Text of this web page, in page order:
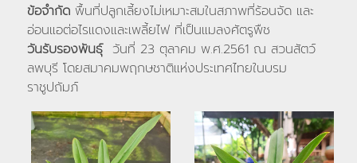
ข้อจำกัดพื้นที่ปลูกเลี้ยงไม่เหมาะสมในสภาพที่ร้อนจัด และ
อ่อนแอต่อไรแดงและเพลี้ยไฟ ที่เป็นแมลงศัตรูพืช
วันรับรองพันธุ์วันที่ 23 ตุลาคม พ.ศ.2561 ณ สวนสัตว์
ลพบุรี โดยสมาคมพฤกษชาติแห่งประเทศไทยในบรม
ราชูปถัมภ์